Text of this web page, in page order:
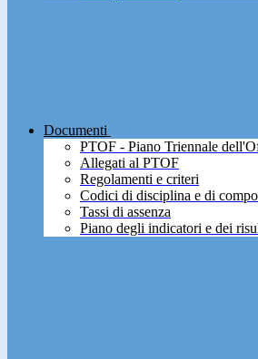
Documenti
PTOF - Piano Triennale
Allegati al PTOF
Regolamenti e criteri
Codici di disciplina e di
Tassi di assenza
Piano degli indicatori e dei